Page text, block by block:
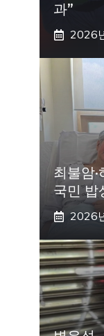
과”
2026
최불암·
국민 밥
2026